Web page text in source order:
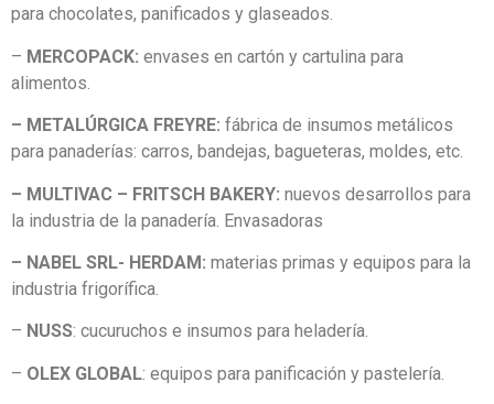
para chocolates, panificados y glaseados.
– MERCOPACK: envases en cartón y cartulina para
alimentos.
– METALÚRGICA FREYRE: fábrica de insumos metálicos
para panaderías: carros, bandejas, bagueteras, moldes, etc.
– MULTIVAC – FRITSCH BAKERY: nuevos desarrollos para
la industria de la panadería. Envasadoras
– NABEL SRL- HERDAM: materias primas y equipos para la
industria frigorífica.
– NUSS: cucuruchos e insumos para heladería.
– OLEX GLOBAL: equipos para panificación y pastelería.